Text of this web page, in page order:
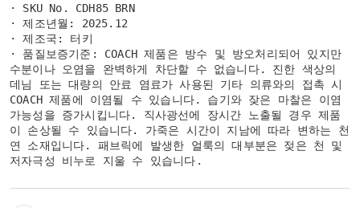
· SKU No. CDH85 BRN
· 제조년월: 2025.12
· 제조국: 터키
· 품질보증기준: COACH 제품은 방수 및 방오처리되어 있지만
수분이나 오염을 완벽하게 차단할 수 없습니다. 진한 색상의
데님 또는 대량의 안료 염료가 사용된 기타 의류와의 접촉 시
COACH 제품에 이염될 수 있습니다. 습기와 잦은 마찰은 이염
가능성을 증가시킵니다. 직사광선에 장시간 노출될 경우 제품
이 손상될 수 있습니다. 가죽은 시간이 지남에 따라 변하는 천
연 소재입니다. 패브릭에 발생한 얼룩의 대부분은 젖은 천 및
저자극성 비누로 지울 수 있습니다.